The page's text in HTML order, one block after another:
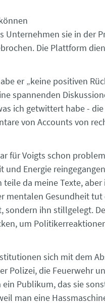
Unternehmen sie in der
Die Plattform
er „keine positiven
spannenden
ich getwittert habe -
von Accounts von
für Voigts schon
Energie
da meine Texte, aber
mentalen Gesundheit tut
sondern ihn stillgelegt.
um
sich mit dem
Polizei, die Feuerwehr
Publikum, das sie
man eine